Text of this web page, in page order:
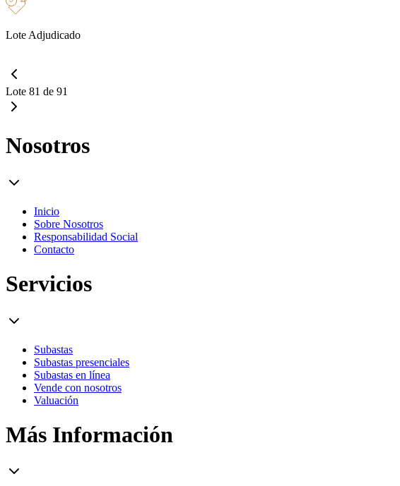
Lote Adjudicado
Lote 81 de 91
Nosotros
Inicio
Sobre Nosotros
Responsabilidad Social
Contacto
Servicios
Subastas
Subastas presenciales
Subastas en línea
Vende con nosotros
Valuación
Más Información